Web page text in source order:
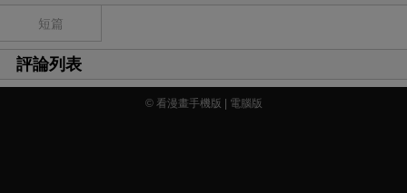
短篇
評論列表
© 看漫畫手機版 | 電腦版